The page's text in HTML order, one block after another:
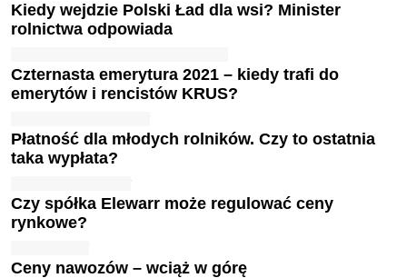
Kiedy wejdzie Polski Ład dla wsi? Minister
rolnictwa odpowiada
Czternasta emerytura 2021 – kiedy trafi do
emerytów i rencistów KRUS?
Płatność dla młodych rolników. Czy to ostatnia
taka wypłata?
Czy spółka Elewarr może regulować ceny
rynkowe?
Ceny nawozów – wciąż w górę